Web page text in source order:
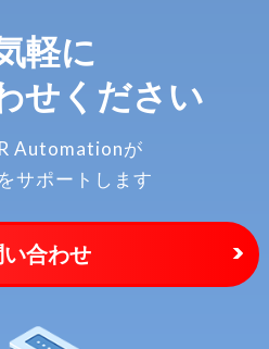
軽に
せください
Automationが
サポートします
い合わせ